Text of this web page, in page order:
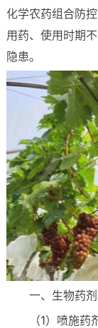
化学农药组合防
用药、使用时期
隐患。
一、生物药
（1）喷施